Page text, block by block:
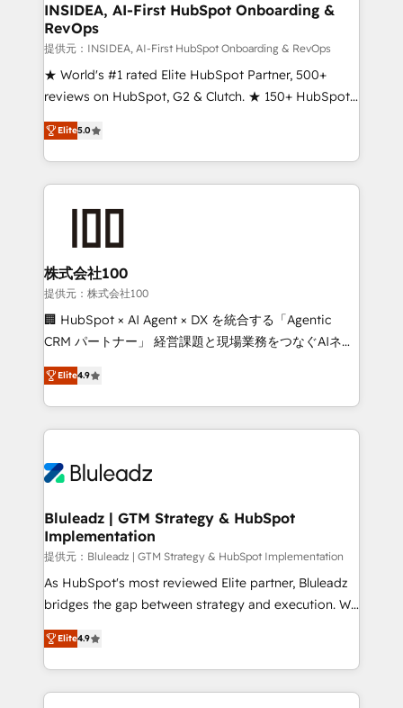
INSIDEA, AI-First HubSpot Onboarding &
RevOps
提供元：INSIDEA, AI-First HubSpot Onboarding & RevOps
★ World's #1 rated Elite HubSpot Partner, 500+
reviews on HubSpot, G2 & Clutch. ★ 150+ HubSpot
Certified Experts & Trainers across the team ★
1,500+ implementations across five continents ★ AI-
First, RevOps-led, Onboarding obsessed ★
Company of the Year 2024/25 INSIDEA helps
and build AI-powered workflows that drive adoption
from week one, in your time zone. What we do ➤
Onboarding: Live in weeks, with workflows built
around your business, not a template. ➤ Migration:
Move from any legacy CRM. Zero downtime, full data
run your revenue process. Sales, marketing, and
service wired together. ➤ AI and Integrations: Layer
tune-ups, feature rollouts, adoption coaching. Buying
HubSpot, switching to it, or reviving a stale portal?
Elite5.0
株式会社100
提供元：株式会社100
🏢 HubSpot × AI Agent × DX を統合する「Agentic
CRM パートナー」 経営課題と現場業務をつなぐAIネイ
ティブ・エージェンシーとして、HubSpot Eliteの実装
力で顧客フロント業務を再設計します。 💡 100inc は何
をする会社か？ HubSpotを共通基盤に、AIエージェン
トを組み込んだ顧客フロント業務（マーケティング・営
ィブ・エージェンシーです。事業部・グループ会社・部
を、CRMを軸とした全社共通基盤に再構築します。意
思決定者・PMO・現場担当者に並走します。 1️⃣
HubSpot導入・活用支援 顧客データの一元化から、
GTMの見える化・自動化まで。全Hub統合運用、デー
タ品質設計、グループ横断のCRM統合に対応します。
の一部をAIが自律実行する組織への移行を設計・実装。
Breeze・Claude等をHubSpotと連携させ、役割定義・
Elite4.9
Bluleadz | GTM Strategy & HubSpot
Implementation
提供元：Bluleadz | GTM Strategy & HubSpot Implementation
As HubSpot's most reviewed Elite partner, Bluleadz
bridges the gap between strategy and execution. We
don't just "set up tools" — we install the GTM
Operating System (GTM OS) to align your leadership
and engineer a portal that drives predictable
revenue velocity. 🚀 GTM Strategy & Alignment
Elite4.9